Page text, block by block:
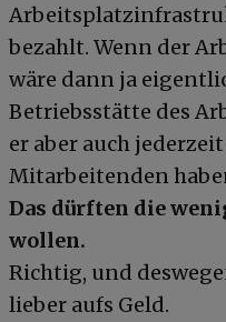
bezahlt. Wenn der
wäre dann ja
Betriebsstätte des
er aber auch
Mitarbeitenden
Das dürften die
wollen.
Richtig, und
lieber aufs Geld.